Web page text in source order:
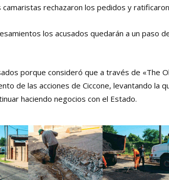
rechazaron los pedidos y
los acusados quedarán a un paso
porque consideró que a través de «The
de las acciones de Ciccone, levantando la
haciendo negocios con el Estado.